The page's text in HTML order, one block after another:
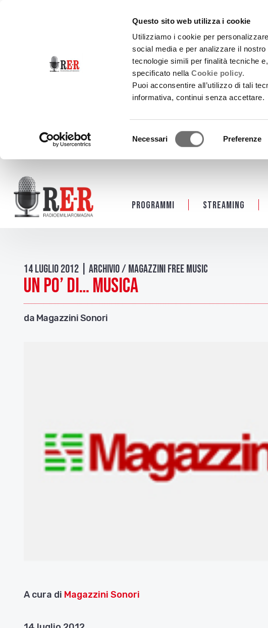
Questo sito web utilizza i cookie
Utilizziamo i cookie per
social media e per analizzare il
tecnologie simili per finalità tecniche
specificato nellaCookie policy.
Puoi acconsentire all’utilizzo di tali
informativa, continui senza accettare.
Necessari Preferenze
Programmi Streaming
14 Luglio 2012 | Archivio / Magazzini free music
Un po’ di… musica
da Magazzini Sonori
A cura di Magazzini Sonori